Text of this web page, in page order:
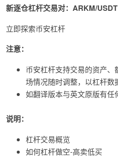
新逐仓杠杆交易对： ARKM/USDT
立即探索币安杠杆
注意：
币安杠杆支持交易的资产
场情况随时调整，以杠杆数
如翻译版本与英文原版有任
说明：
杠杆交易概览
如何杠杆做空-高卖低买